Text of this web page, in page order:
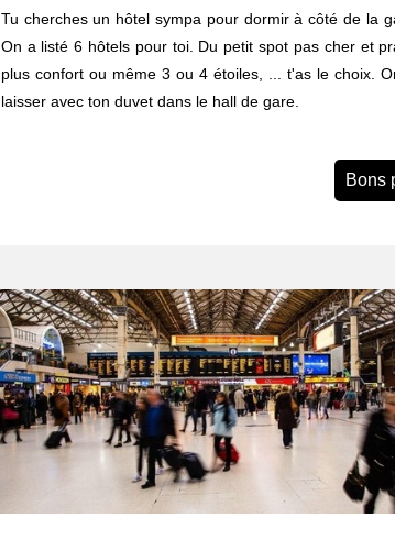
Tu cherches un hôtel sympa pour dormir à côté de la
On a listé 6 hôtels pour toi. Du petit spot pas cher et
plus confort ou même 3 ou 4 étoiles, ... t'as le choix.
laisser avec ton duvet dans le hall de gare.
Bons